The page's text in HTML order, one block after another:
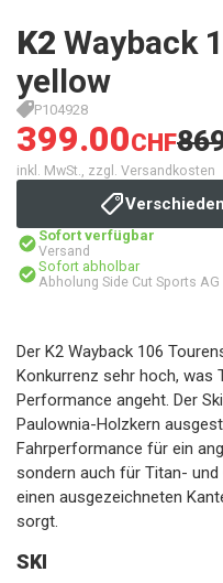
K2 Wayback
yellow
P104928
399.00CHF
inkl. MwSt., zzgl. Versandkosten
Sofort verfügbar
Versand
Sofort abholbar
Abholung Side Cut Sports AG
Der K2 Wayback 106
Konkurrenz sehr hoch, was
Performance angeht. Der
Paulownia-Holzkern
Fahrperformance für ein
sondern auch für Titan-
einen ausgezeichneten
sorgt.
SKI